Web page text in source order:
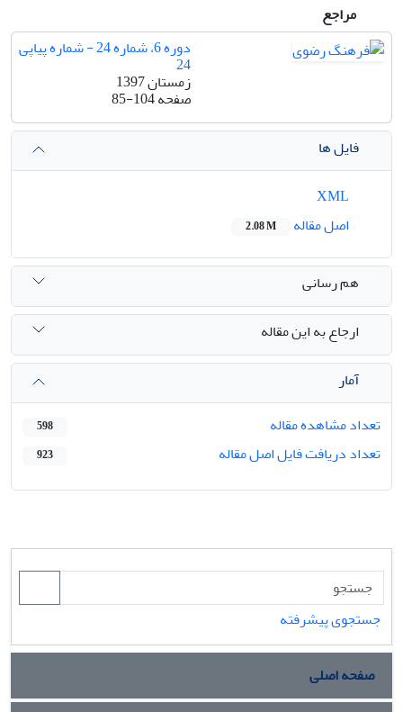
مراجع
دوره 6، شماره 24 - شماره پیاپی
24
زمستان 1397
صفحه85-104
فایل ها
اصل مقاله
2.08 M
هم رسانی
ارجاع به این مقاله
آمار
تعداد مشاهده مقاله
598
تعداد دریافت فایل اصل مقاله 923
جستجوی پیشرفته
صفحه اصلی